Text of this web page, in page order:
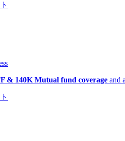
& 140K Mutual fund coverage and